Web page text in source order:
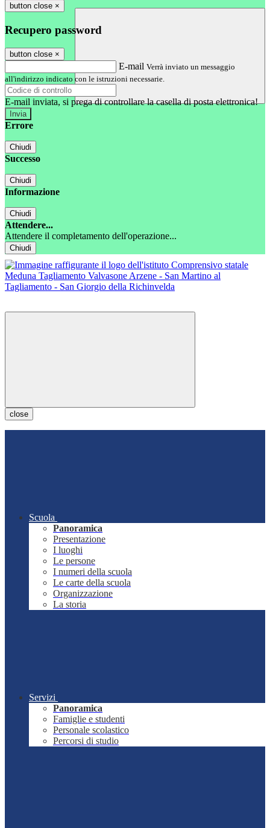
button close ×
Recupero password
button close ×
E-mail Verrà inviato un messaggio
all'indirizzo indicato con le istruzioni necessarie.
E-mail inviata, si prega di controllare la casella di posta elettronica!
Errore
Chiudi
Successo
Chiudi
Informazione
Chiudi
Attendere...
Attendere il completamento dell'operazione...
Chiudi
close
Scuola
Panoramica
Presentazione
I luoghi
Le persone
I numeri della scuola
Le carte della scuola
Organizzazione
La storia
Servizi
Panoramica
Famiglie e studenti
Personale scolastico
Percorsi di studio